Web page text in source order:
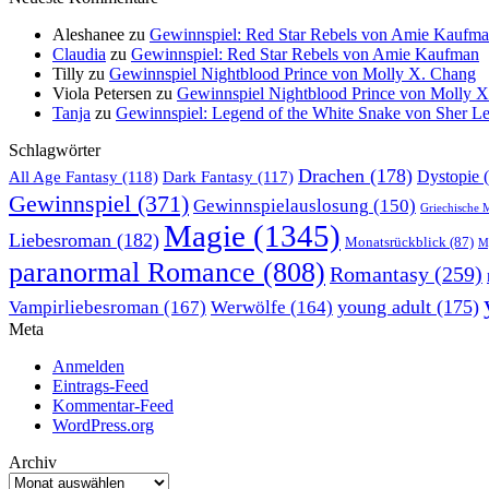
Aleshanee zu Gewinnspiel: Red Star Rebels von Amie
Claudia zu Gewinnspiel: Red Star Rebels von Amie Kaufman
Tilly zu Gewinnspiel Nightblood Prince von Molly X. Chang
Viola Petersen zu Gewinnspiel Nightblood Prince von Molly
Tanja zu Gewinnspiel: Legend of the White Snake von Sher
Schlagwörter
All Age Fantasy (118) Dark Fantasy (117) Drachen (178) Dystopie
Gewinnspiel (371) Gewinnspielauslosung (150) Griechische
Liebesroman (182) Magie (1345) Monatsrückblick (87)
paranormal Romance (808) Romantasy (259)
Vampirliebesroman (167) Werwölfe (164) young adult (175)
Meta
Anmelden
Eintrags-Feed
Kommentar-Feed
WordPress.org
Archiv
Archiv